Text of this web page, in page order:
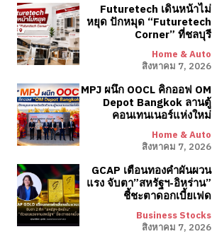
Futuretech เดินหน้าไม่
หยุด ปักหมุด “Futuretech
Corner” ที่ชลบุรี
Home & Auto
สิงหาคม 7, 2026
MPJ ผนึก OOCL คิกออฟ OM
Depot Bangkok ลานตู้
คอนเทนเนอร์แห่งใหม่
Home & Auto
สิงหาคม 7, 2026
GCAP เตือนทองคำผันผวน
แรง จับตา”สหรัฐฯ-อิหร่าน”
ชี้ชะตาดอกเบี้ยเฟด
Business Stocks
สิงหาคม 7, 2026